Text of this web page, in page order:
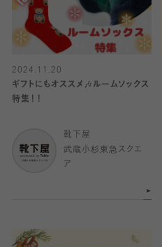
2024.11.20
ギフトにもオススメ🎶ルームソックス
特集！！
靴下屋
武蔵小杉東急スクエ
ア